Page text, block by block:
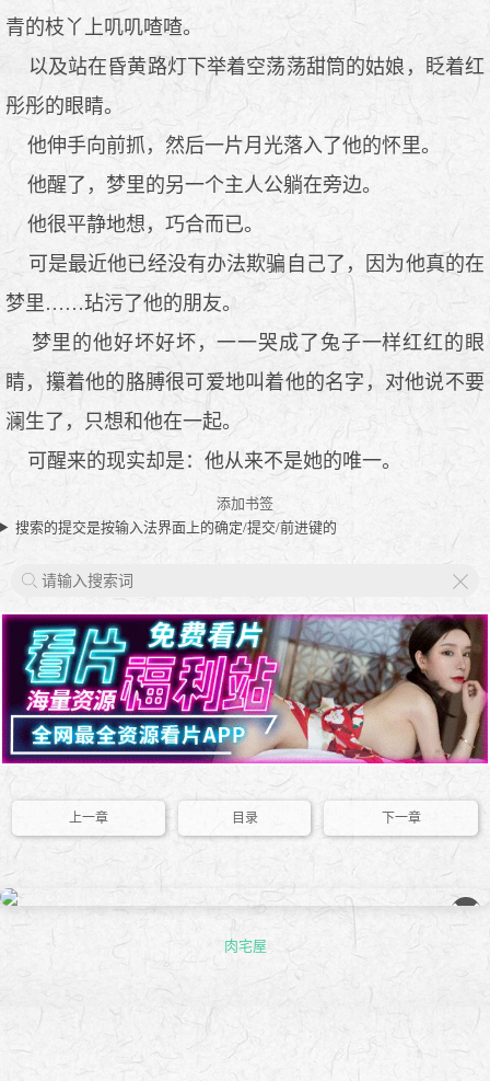
青的枝丫上叽叽喳喳。
以及站在昏黄路灯下举着空荡荡甜筒的姑娘，眨着红
彤彤的眼睛。
他伸手向前抓，然后一片月光落入了他的怀里。
他醒了，梦里的另一个主人公躺在旁边。
他很平静地想，巧合而已。
可是最近他已经没有办法欺骗自己了，因为他真的在
梦里……玷污了他的朋友。
梦里的他好坏好坏，一一哭成了兔子一样红红的眼
睛，攥着他的胳膊很可爱地叫着他的名字，对他说不要
澜生了，只想和他在一起。
可醒来的现实却是：他从来不是她的唯一。
添加书签
搜索的提交是按输入法界面上的确定/提交/前进键的
上一章 目录 下一章
��
肉宅屋